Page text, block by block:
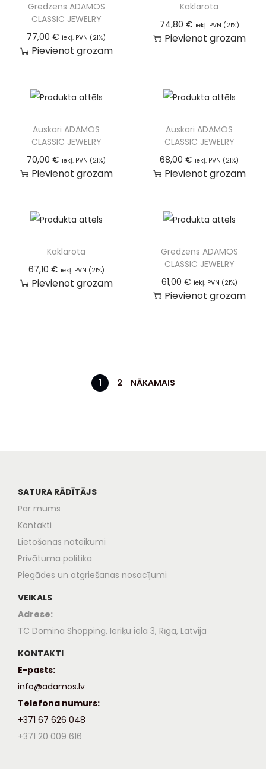
Gredzens ADAMOS
CLASSIC JEWELRY
77,00€ iekļ. PVN (21%)
Pievienot grozam
Kaklarota
74,80 € iekļ. PVN (21%)
Pievienot grozam
Auskari ADAMOS
CLASSIC JEWELRY
70,00€ iekļ. PVN (21%)
Pievienot grozam
Auskari ADAMOS
CLASSIC JEWELRY
68,00€ iekļ. PVN (21%)
Pievienot grozam
Kaklarota
67,10 € iekļ. PVN (21%)
Pievienot grozam
Gredzens ADAMOS
CLASSIC JEWELRY
61,00 € iekļ. PVN (21%)
Pievienot grozam
1 2 NĀKAMAIS
SATURA RĀDĪTĀJS
Par mums
Kontakti
Lietošanas noteikumi
Privātuma politika
Piegādes un atgriešanas nosacījumi
VEIKALS
Adrese:
TC Domina Shopping, Ieriķu iela 3, Rīga, Latvija
KONTAKTI
E-pasts:
info@adamos.lv
Telefona numurs:
+371 67 626 048
+371 20 009 616